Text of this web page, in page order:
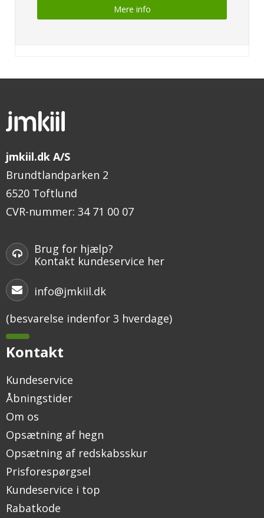
Mere info
jmkiil.dk A/S
Brundtlandparken 2
6520 Toftlund
CVR-nummer: 34 71 00 07
Brug for hjælp?
Kontakt kundeservice her
info@jmkiil.dk
(besvarelse indenfor 3 hverdage)
Kontakt
Kundeservice
Åbningstider
Om os
Opsætning af hegn
Opsætning af redskabsskur
Prisforespørgsel
Kundeservice i top
Rabatkode